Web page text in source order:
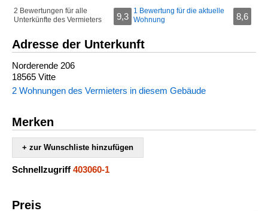
2 Bewertungen für alle
Unterkünfte des Vermieters
9,3
1 Bewertung für die aktuelle
Wohnung
8,6
Adresse der Unterkunft
Norderende 206
18565 Vitte
2 Wohnungen des Vermieters in diesem Gebäude
Merken
+ zur Wunschliste hinzufügen
Schnellzugriff 403060-1
Preis